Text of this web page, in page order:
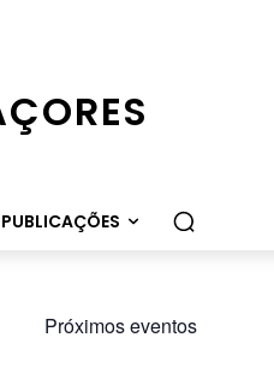
PUBLICAÇÕES
Próximos eventos